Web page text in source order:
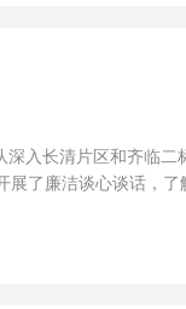
入长清片区和齐临
了廉洁谈心谈话，了